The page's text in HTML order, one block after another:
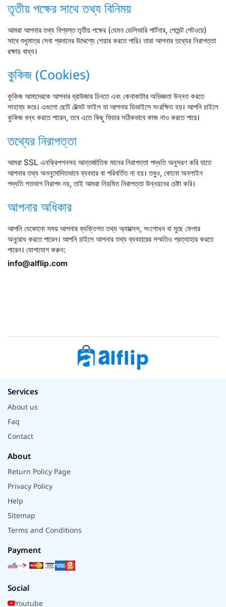
তৃতীয় পক্ষের সাথে তথ্য বিনিময়
আমরা আপনার তথ্য বিশ্বস্ত তৃতীয় পক্ষের (যেমন ডেলিভারি পার্টনার, পেমেন্ট গেটওয়ে)
সাথে শুধুমাত্র সেবা প্রদানের উদ্দেশ্যে শেয়ার করতে পারি। তারা আপনার তথ্যের নিরাপত্তা
রক্ষায় বাধ্য।
কুকিজ (Cookies)
কুকিজ আমাদেরকে আপনার ব্রাউজার চিনতে এবং কেনাকাটার অভিজ্ঞতা উন্নত করতে
সাহায্য করে। এগুলো ছোট টেক্সট ফাইল যা আপনার ডিভাইসে সংরক্ষিত হয়। আপনি চাইলে
কুকিজ বন্ধ করতে পারেন, তবে এতে কিছু ফিচার সঠিকভাবে কাজ নাও করতে পারে।
তথ্যের নিরাপত্তা
আমরা SSL এনক্রিপশনসহ আন্তর্জাতিক মানের নিরাপত্তা পদ্ধতি অনুসরণ করি যাতে
আপনার তথ্য অননুমোদিতভাবে ব্যবহার বা পরিবর্তিত না হয়। তবুও, কোনো অনলাইন
পদ্ধতি শতভাগ নিরাপদ নয়, তাই আমরা নিয়মিত নিরাপত্তা উন্নয়নের চেষ্টা করি।
আপনার অধিকার
আপনি যেকোনো সময় আপনার ব্যক্তিগত তথ্য অ্যাক্সেস, সংশোধন বা মুছে ফেলার
অনুরোধ করতে পারেন। আপনি চাইলে আপনার তথ্য ব্যবহারের সম্মতিও প্রত্যাহার করতে
পারেন। যোগাযোগ করুন:
info@alflip.com
Services
About us
Faq
Contact
About
Return Policy Page
Privacy Policy
Help
Sitemap
Terms and Conditions
Payment
Social
Youtube